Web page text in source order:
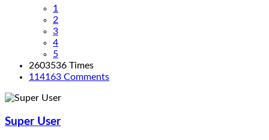
1
2
3
4
5
2603536 Times
114163 Comments
Super User